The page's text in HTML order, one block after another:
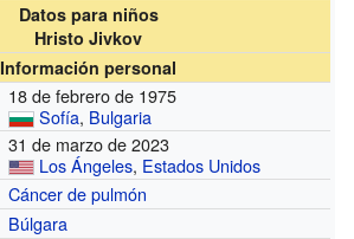
Datos para niños
Hristo Jivkov
Información personal
18 de febrero de 1975
Sofía, Bulgaria
31 de marzo de 2023
Los Ángeles, Estados Unidos
Cáncer de pulmón
Búlgara